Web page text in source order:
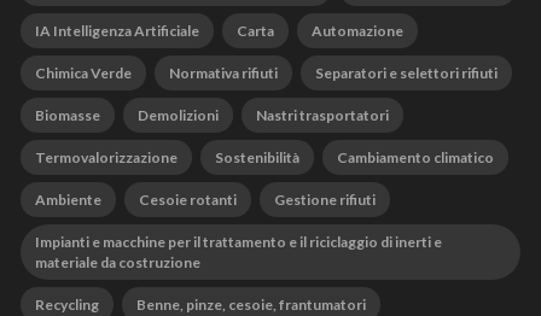
IA Intelligenza Artificiale Carta Automazione
Chimica Verde Normativa rifiuti Separatori e selettori rifiuti
Biomasse Demolizioni Nastri trasportatori
Termovalorizzazione Sostenibilità Cambiamento climatico
Ambiente Cesoie rotanti Gestione rifiuti
Impianti e macchine per il trattamento e il riciclaggio di inerti e
materiale da costruzione
Recycling Benne, pinze, cesoie, frantumatori